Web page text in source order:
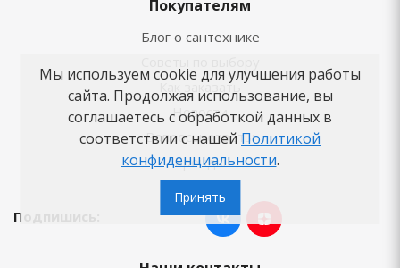
Покупателям
Блог о сантехнике
Как заказать
Новости
Вопросы-ответы
Бренды
Подпишись:
Мы используем cookie для улучшения работы
сайта. Продолжая использование, вы
соглашаетесь с обработкой данных в
соответствии с нашей Политикой
конфиденциальности.
Принять